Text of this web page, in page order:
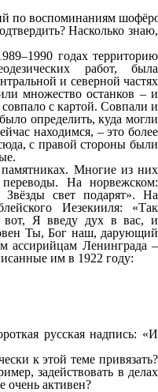
по воспоминаниям
Насколько знаю,
годах территорию
работ, была
и северной частях
множество останков – и
с картой. Совпали и
определить, куда могли
находимся, – это более
с правой стороны были
Многие из них
На норвежском:
свет подарят». На
Иезекииля: «Так
вот, Я введу дух в вас, и
Ты, Бог наш, дарующий
ассирийцам Ленинграда –
им в 1922 году:
русская надпись: «И
к этой теме привязать?
задействовать в делах
очень активен?